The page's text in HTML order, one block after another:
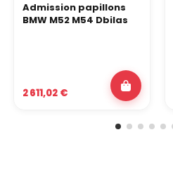
Admission papillons
BMW M52 M54 Dbilas
2 611,02 €